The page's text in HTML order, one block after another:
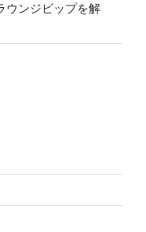
ウンジビップを解